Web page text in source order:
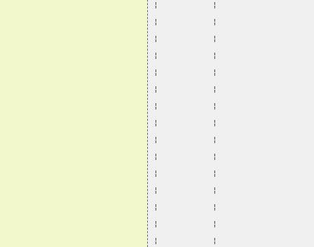
¦           ¦
¦           ¦
¦           ¦
¦           ¦
¦           ¦
¦           ¦
¦           ¦
¦           ¦
¦           ¦
¦           ¦
¦           ¦
¦           ¦
¦           ¦
¦           ¦
¦           ¦